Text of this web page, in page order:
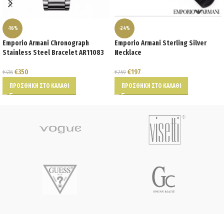
-16%
Emporio Armani Chronograph
Stainless Steel Bracelet AR11083
€416 €350
ΠΡΟΣΘΉΚΗ ΣΤΟ ΚΑΛΆΘΙ
-24%
Emporio Armani Sterling Silver
Necklace
€259 €197
ΠΡΟΣΘΉΚΗ ΣΤΟ ΚΑΛΆΘΙ